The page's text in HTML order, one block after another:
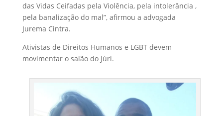
das Vidas Ceifadas pela Violência, pela intolerância ,
pela banalização do mal”, afirmou a advogada
Jurema Cintra.
Ativistas de Direitos Humanos e LGBT devem
movimentar o salão do Júri.